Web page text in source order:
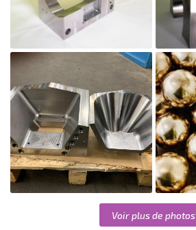

Agrandir la photo
Voir plus de photos